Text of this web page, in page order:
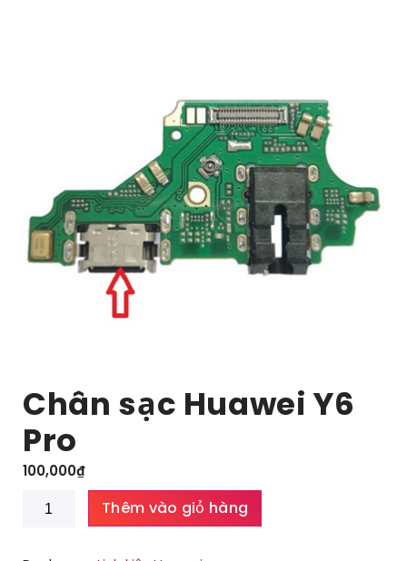
Chân sạc Huawei Y6
Pro
100,000₫
Chân
Thêm vào giỏ hàng